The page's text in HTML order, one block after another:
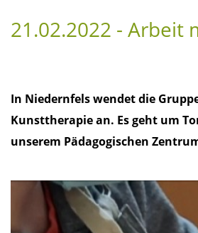
21.02.2022 - Arbeit
In Niedernfels wendet die
Kunsttherapie an. Es geht um
unserem Pädagogischen